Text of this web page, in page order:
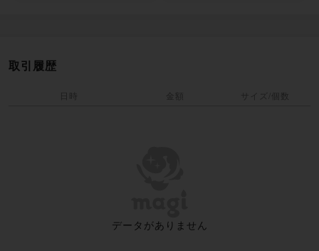
取引履歴
日時 金額 サイズ/個数
データがありません